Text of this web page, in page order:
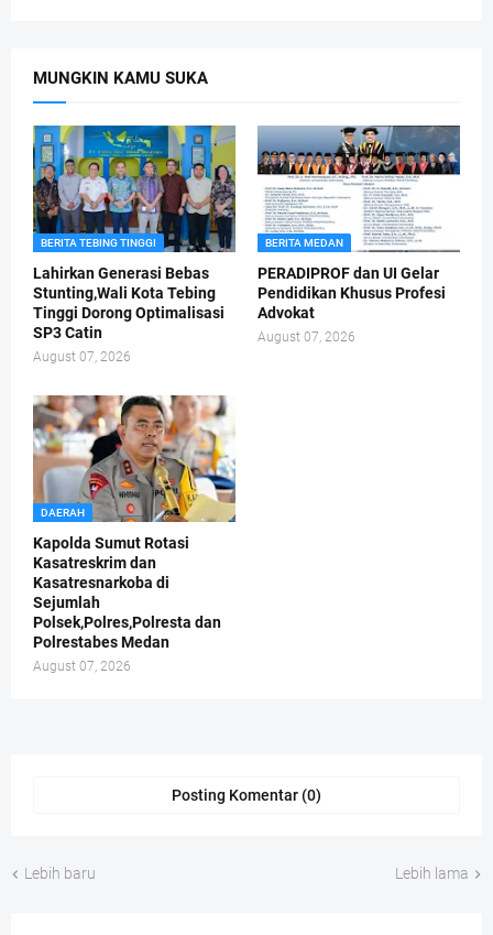
MUNGKIN KAMU SUKA
BERITA TEBING TINGGI
Lahirkan Generasi Bebas
Stunting,Wali Kota Tebing
Tinggi Dorong Optimalisasi
SP3 Catin
August 07, 2026
BERITA MEDAN
PERADIPROF dan UI Gelar
Pendidikan Khusus Profesi
Advokat
August 07, 2026
DAERAH
Kapolda Sumut Rotasi
Kasatreskrim dan
Kasatresnarkoba di
Sejumlah
Polsek,Polres,Polresta dan
Polrestabes Medan
August 07, 2026
Posting Komentar (0)
Lebih baru Lebih lama